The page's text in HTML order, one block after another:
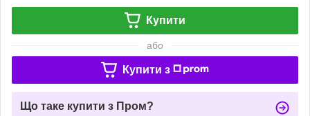
Купити
або
Купити з
Що таке купити з Пром?